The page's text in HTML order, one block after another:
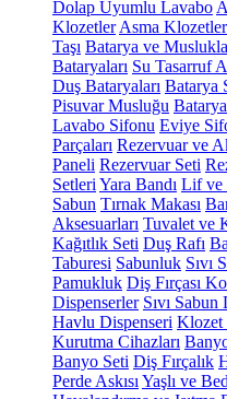
Dolap Uyumlu Lavabo
Klozetler Asma Klozetler
Taşı Batarya ve
Bataryaları Su Tasarruf
Duş Bataryaları Batarya
Pisuvar Musluğu
Lavabo Sifonu Eviye
Parçaları Rezervuar ve
Paneli Rezervuar Seti
Setleri Yara Bandı Lif ve
Sabun Tırnak Makası
Aksesuarları Tuvalet ve
Kağıtlık Seti Duş Rafı
Taburesi Sabunluk Sıvı
Pamukluk Diş Fırçası
Dispenserler Sıvı
Havlu Dispenseri Klozet
Kurutma Cihazları
Banyo Seti Diş Fırçalık
Perde Askısı Yaşlı ve